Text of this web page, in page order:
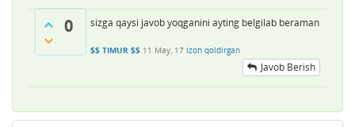
0 sizga qaysi javob yoqganini ayting belgilab beraman
$$ TIMUR $$ 11 May, 17 Izoh qoldirgan
Javob Berish